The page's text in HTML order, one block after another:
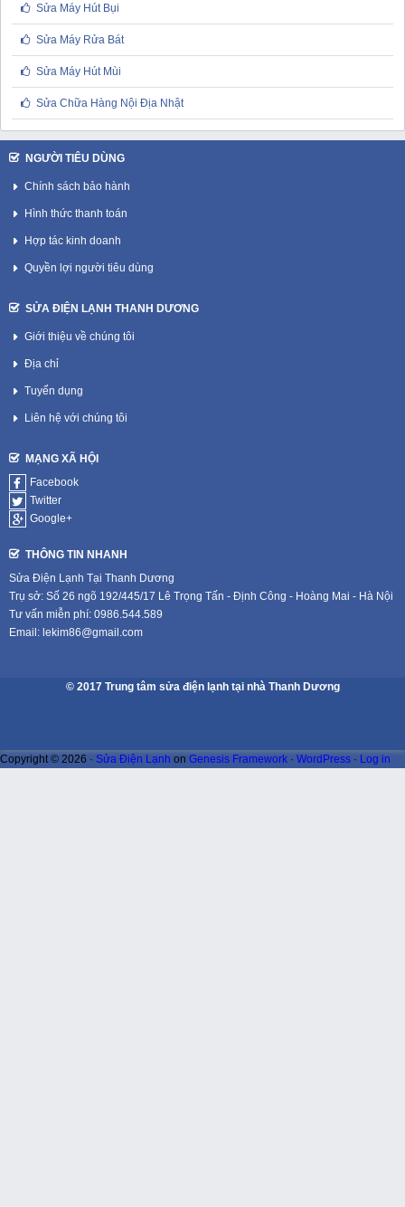
Sửa Máy Hút Bụi
Sửa Máy Rửa Bát
Sửa Máy Hút Mùi
Sửa Chữa Hàng Nội Địa Nhật
NGƯỜI TIÊU DÙNG
Chính sách bảo hành
Hình thức thanh toán
Hợp tác kinh doanh
Quyền lợi người tiêu dùng
SỬA ĐIỆN LẠNH THANH DƯƠNG
Giới thiệu về chúng tôi
Địa chỉ
Tuyển dụng
Liên hệ với chúng tôi
MẠNG XÃ HỘI
Facebook
Twitter
Google+
THÔNG TIN NHANH
Sửa Điện Lạnh Tại Thanh Dương
Trụ sở: Số 26 ngõ 192/445/17 Lê Trọng Tấn - Định Công - Hoàng Mai - Hà Nội
Tư vấn miễn phí: 0986.544.589
Email: lekim86@gmail.com
© 2017 Trung tâm sửa điện lạnh tại nhà Thanh Dương
Copyright © 2026 · Sửa Điện Lạnh on Genesis Framework · WordPress · Log in